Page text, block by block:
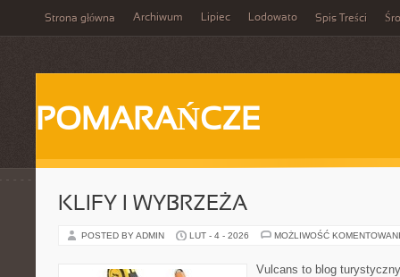
Strona główna Archiwum Lipiec Lodowato Spis Treści
POMARAŃCZE
KLIFY I WYBRZEŻA
POSTED BY ADMIN LUT - 4 - 2026 MOŻLIWOŚĆ
Vulcans to blog